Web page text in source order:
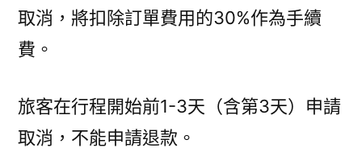
取消，將扣除訂單費用的30%作為手續
費。
旅客在行程開始前1-3天（含第3天）申請
取消，不能申請退款。